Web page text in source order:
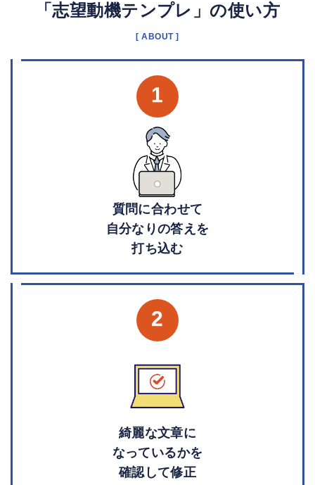
「志望動機テンプレ」の使い方
[ ABOUT ]
1
質問に合わせて
自分なりの答えを
打ち込む
2
綺麗な文章に
なっているかを
確認して修正